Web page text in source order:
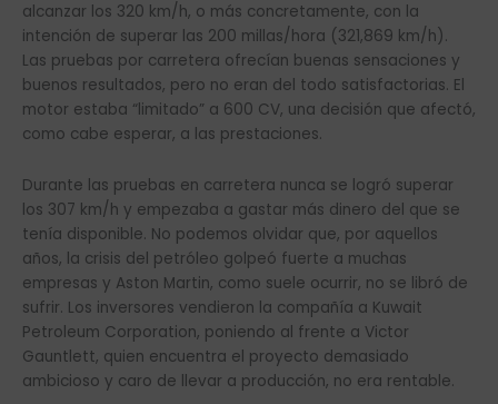
alcanzar los 320 km/h, o más concretamente, con la
intención de superar las 200 millas/hora (321,869 km/h).
Las pruebas por carretera ofrecían buenas sensaciones y
buenos resultados, pero no eran del todo satisfactorias. El
motor estaba “limitado” a 600 CV, una decisión que afectó,
como cabe esperar, a las prestaciones.
Durante las pruebas en carretera nunca se logró superar
los 307 km/h y empezaba a gastar más dinero del que se
tenía disponible. No podemos olvidar que, por aquellos
años, la crisis del petróleo golpeó fuerte a muchas
empresas y Aston Martin, como suele ocurrir, no se libró de
sufrir. Los inversores vendieron la compañía a Kuwait
Petroleum Corporation, poniendo al frente a Victor
Gauntlett, quien encuentra el proyecto demasiado
ambicioso y caro de llevar a producción, no era rentable.